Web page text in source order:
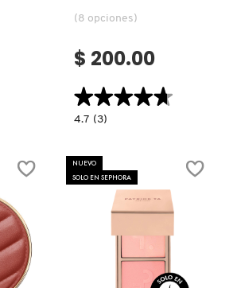
(8 opciones)
$ 200.00
★★★★★
★★★★★
4.7
GLAM
CREAM
BRONZER
BRONCEADORA
CREMOSA)
4.7 (3)
NUEVO
SOLO EN SEPHORA
Ver más